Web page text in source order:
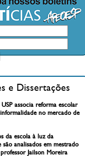
e Dissertações
associa reforma escolar
no mercado de
da escola à luz da
são analisados em mestrado
Jailson Moreira